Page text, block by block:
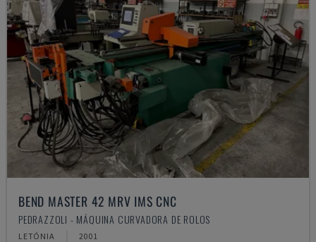
BEND MASTER 42 MRV IMS CNC
PEDRAZZOLI - MÁQUINA CURVADORA DE ROLOS
LETÓNIA 2001